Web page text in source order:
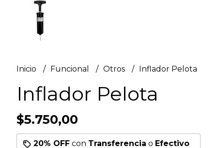
Inicio Funcional Otros Inflador Pelota
Inflador Pelota
$5.750,00
20% OFFcon Transferencia o Efectivo